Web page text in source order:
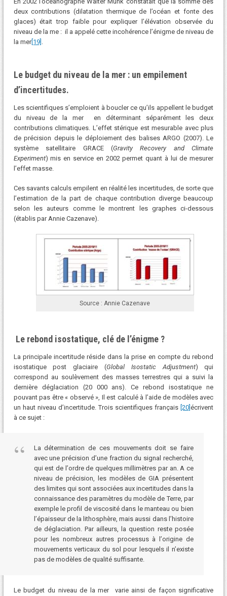
deux contributions (dilatation thermique de l’océan et fonte des
glaces) était trop faible pour expliquer l’élévation observée du
niveau de la me : il a appelé cette incohérence l’énigme de niveau de
la mer[19]
Le budget du niveau de la mer : un empilement
d’incertitudes.
Les scientifiques s’emploient à boucler ce qu’ils appellent le budget
du niveau de la mer en déterminant séparément les deux
contributions climatiques. L’effet stérique est mesurable avec plus
de précision depuis le déploiement des balises ARGO (2007). Le
système satellitaire GRACE (Gravity Recovery and Climate
Experiment) mis en service en 2002 permet quant à lui de mesurer
l’effet masse.
Ces savants calculs empilent en réalité les incertitudes, de sorte que
l’estimation de la part de chaque contribution diverge beaucoup
selon les auteurs comme le montrent les graphes ci-dessous
(établis par Annie Cazenave).
Source : Annie Cazenave
Le rebond isostatique, clé de l’énigme ?
La principale incertitude réside dans la prise en compte du rebond
isostatique post glaciaire (Global Isostatic Adjustment) qui
correspond au soulèvement des masses terrestres qui a suivi la
dernière déglaciation (20 000 ans). Ce rebond isostatique ne
pouvant pas être « observé », Il est calculé à l’aide de modèles avec
un haut niveau d’incertitude. Trois scientifiques français [20]écrivent
à ce sujet :
La détermination de ces mouvements doit se faire
avec une précision dʼune fraction du signal recherché,
qui est de lʼordre de quelques millimètres par an. A ce
niveau de précision, les modèles de GIA présentent
des limites qui sont associées aux incertitudes dans la
connaissance des paramètres du modèle de Terre, par
exemple le profil de viscosité dans le manteau ou bien
lʼépaisseur de la lithosphère, mais aussi dans lʼhistoire
de déglaciation. Par ailleurs, la question reste posée
pour les nombreux autres processus à lʼorigine de
mouvements verticaux du sol pour lesquels il nʼexiste
pas de modèles de qualité suffisante.
Le budget du niveau de la mer varie ainsi de façon significative